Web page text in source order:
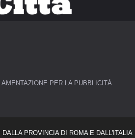
PER LA PUBBLICITÀ
PROVINCIA DI ROMA E DALL'ITALIA